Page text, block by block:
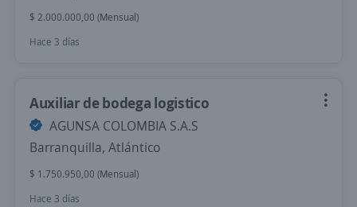
$ 2.000.000,00 (Mensual)
Hace 3 días
Auxiliar de bodega logistico
AGUNSA COLOMBIA S.A.S
Barranquilla, Atlántico
$ 1.750.950,00 (Mensual)
Hace 3 días